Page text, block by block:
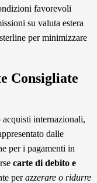
favorevoli
su valuta estera
per minimizzare
Consigliate
acquisti internazionali,
dalle
per i pagamenti in
carte di debito e
perazzerare o ridurre